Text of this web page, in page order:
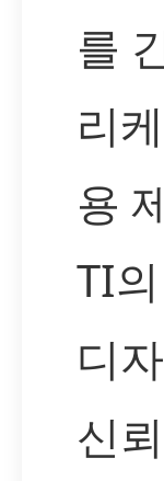
를
리
용
TI
디
신